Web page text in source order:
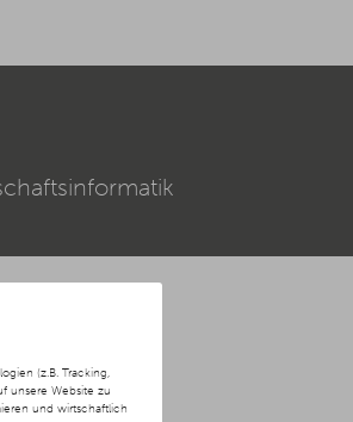
(z.B. Tracking,
unsere Website zu
und wirtschaftlich